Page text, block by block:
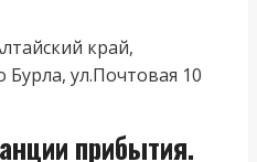
край,
Бурла, ул.Почтовая 10
прибытия.